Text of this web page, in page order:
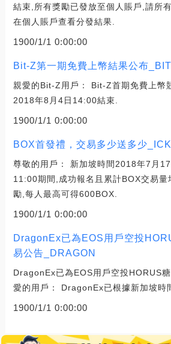
結束,所有獎勵已發放至個人賬戶,請所
在個人賬戶查看分發結果.
1900/1/1 0:00:00
Bit-Z第一期免費上幣結果公布_BIT
親愛的Bit-Z用戶： Bit-Z首期免費上幣
2018年8月4日14:00結束.
1900/1/1 0:00:00
BOX首發禮，交易多少送多少_ICK
尊敬的用戶： 新加坡時間2018年7月
11:00期間,成功報名且累計BOX交易量
勵,每人最高可得600BOX.
1900/1/1 0:00:00
DragonEx已為EOS用戶空投
易公告_DRAGON
DragonEx已為EOS用戶空投HORUS
愛的用戶： DragonEx已根據新加坡時
1900/1/1 0:00:00